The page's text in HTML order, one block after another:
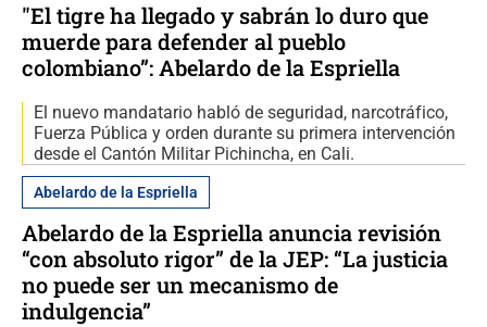
"El tigre ha llegado y sabrán lo duro que
muerde para defender al pueblo
colombiano”: Abelardo de la Espriella
El nuevo mandatario habló de seguridad, narcotráfico,
Fuerza Pública y orden durante su primera intervención
desde el Cantón Militar Pichincha, en Cali.
Abelardo de la Espriella
Abelardo de la Espriella anuncia revisión
“con absoluto rigor” de la JEP: “La justicia
no puede ser un mecanismo de
indulgencia”